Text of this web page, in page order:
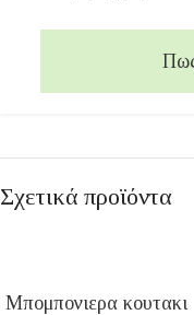
Σχετικά προϊόντα
Μπομπονιερα κουτακι